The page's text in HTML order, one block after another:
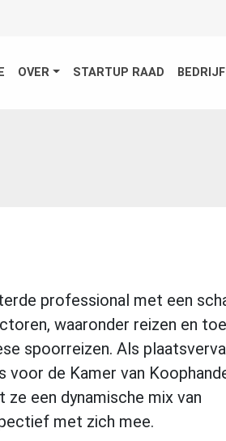
OVER STARTUP RAAD
professional met een
waaronder reizen en
spoorreizen. Als
de Kamer van
een dynamische mix van
met zich mee.